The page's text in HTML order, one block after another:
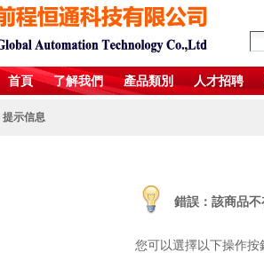
首頁 了解我們 產品類別 人才招聘
提示信息
錯誤：該商品
您可以選擇以下操作按